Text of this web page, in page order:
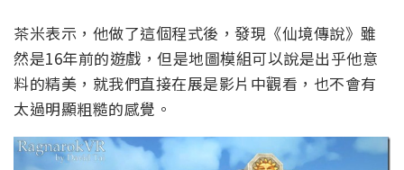
茶米表示，他做了這個程式後，發現《仙境傳說》雖
然是16年前的遊戲，但是地圖模組可以說是出乎他意
料的精美，就我們直接在展是影片中觀看，也不會有
太過明顯粗糙的感覺。